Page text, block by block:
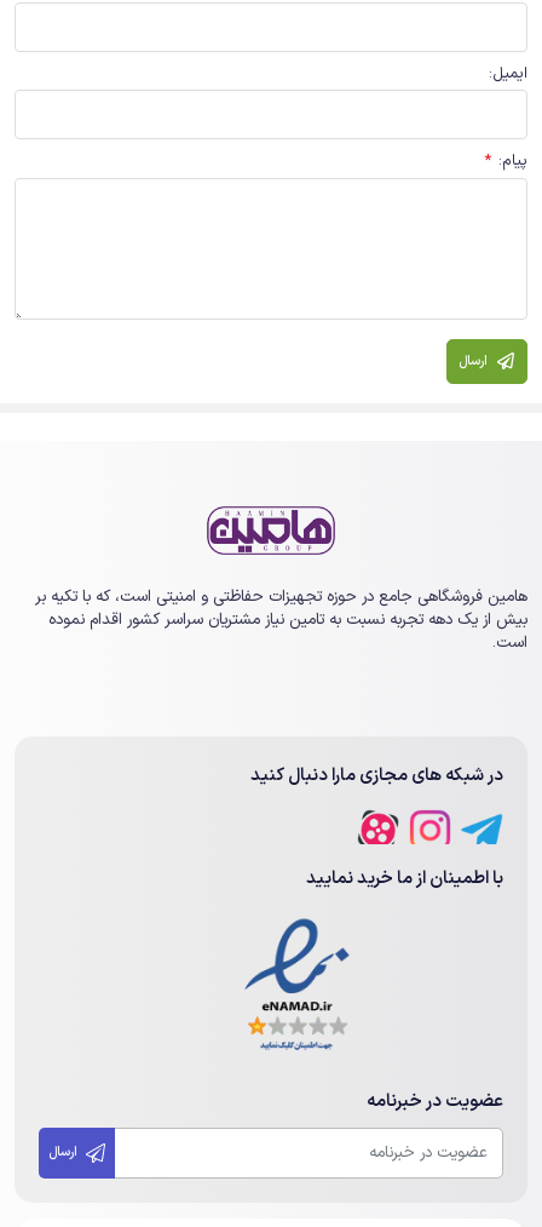
ایمیل:
پیام:
*
ارسال
هامین فروشگاهی جامع در حوزه تجهیزات حفاظتی و امنیتی است، که با تکیه بر
بیش از یک ‏دهه تجربه نسبت به تامین نیاز مشتریان سراسر کشور اقدام نموده
است.
در شبکه های مجازی مارا دنبال کنید
با اطمینان از ما خرید نمایید
عضویت در خبرنامه